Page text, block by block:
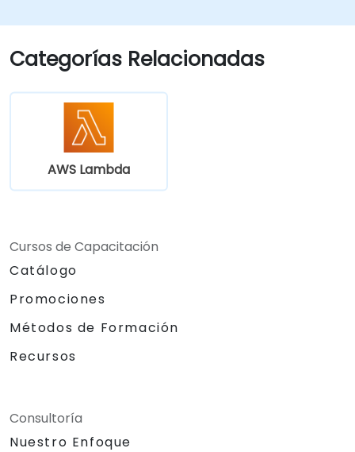
EC2 y S3 en flujos de trabajo de DevOps.
Utilizar sistemas de control de versiones
como GitHub o GitLab dentro de AWS
Categorías Relacionadas
AWS Lambda
Cursos de Capacitación
Catálogo
Promociones
Métodos de Formación
Recursos
Consultoría
Nuestro Enfoque